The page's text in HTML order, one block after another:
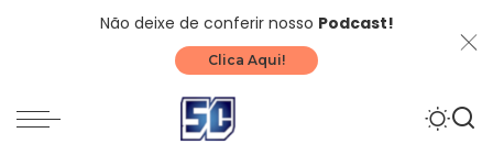
Não deixe de conferir nosso Podcast!
Clica Aqui!